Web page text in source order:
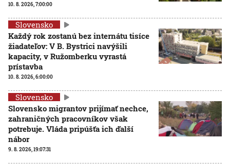
10. 8. 2026, 7:00:00
Slovensko
Každý rok zostanú bez internátu tisíce
žiadateľov: V B. Bystrici navýšili
kapacity, v Ružomberku vyrastá
prístavba
10. 8. 2026, 6:00:00
Slovensko
Slovensko migrantov prijímať nechce,
zahraničných pracovníkov však
potrebuje. Vláda pripúšťa ich ďalší
nábor
9. 8. 2026, 19:07:31